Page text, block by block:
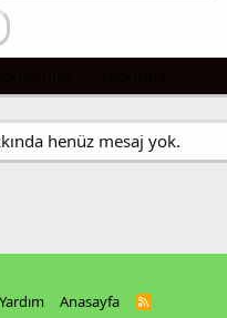
henüz mesaj yok.
Yardım Anasayfa
R